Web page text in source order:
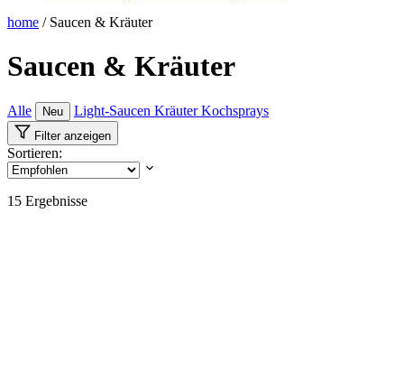
home / Saucen & Kräuter
Saucen & Kräuter
Alle Neu Light-Saucen KräuterKochsprays
Filter anzeigen
Sortieren:
15 Ergebnisse